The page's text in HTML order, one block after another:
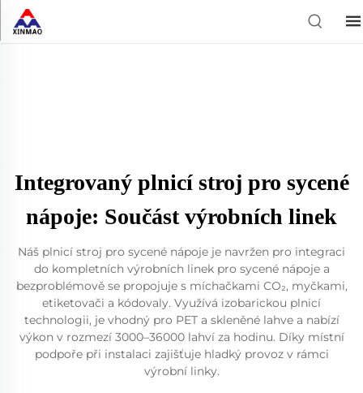
Integrovaný plnicí stroj pro sycené
nápoje: Součást výrobních linek
Náš plnicí stroj pro sycené nápoje je navržen pro integraci
do kompletních výrobních linek pro sycené nápoje a
bezproblémově se propojuje s míchačkami CO₂, myčkami,
etiketovači a kódovaly. Využívá izobarickou plnicí
technologii, je vhodný pro PET a skleněné lahve a nabízí
výkon v rozmezí 3000–36000 lahví za hodinu. Díky místní
podpoře při instalaci zajišťuje hladký provoz v rámci
výrobní linky.